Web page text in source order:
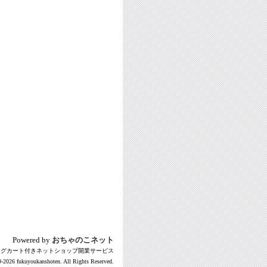
Powered by おちゃのこネット
カート付きネットショップ開業サービス
2026 fukuyoukanshoten. All Rights Reserved.